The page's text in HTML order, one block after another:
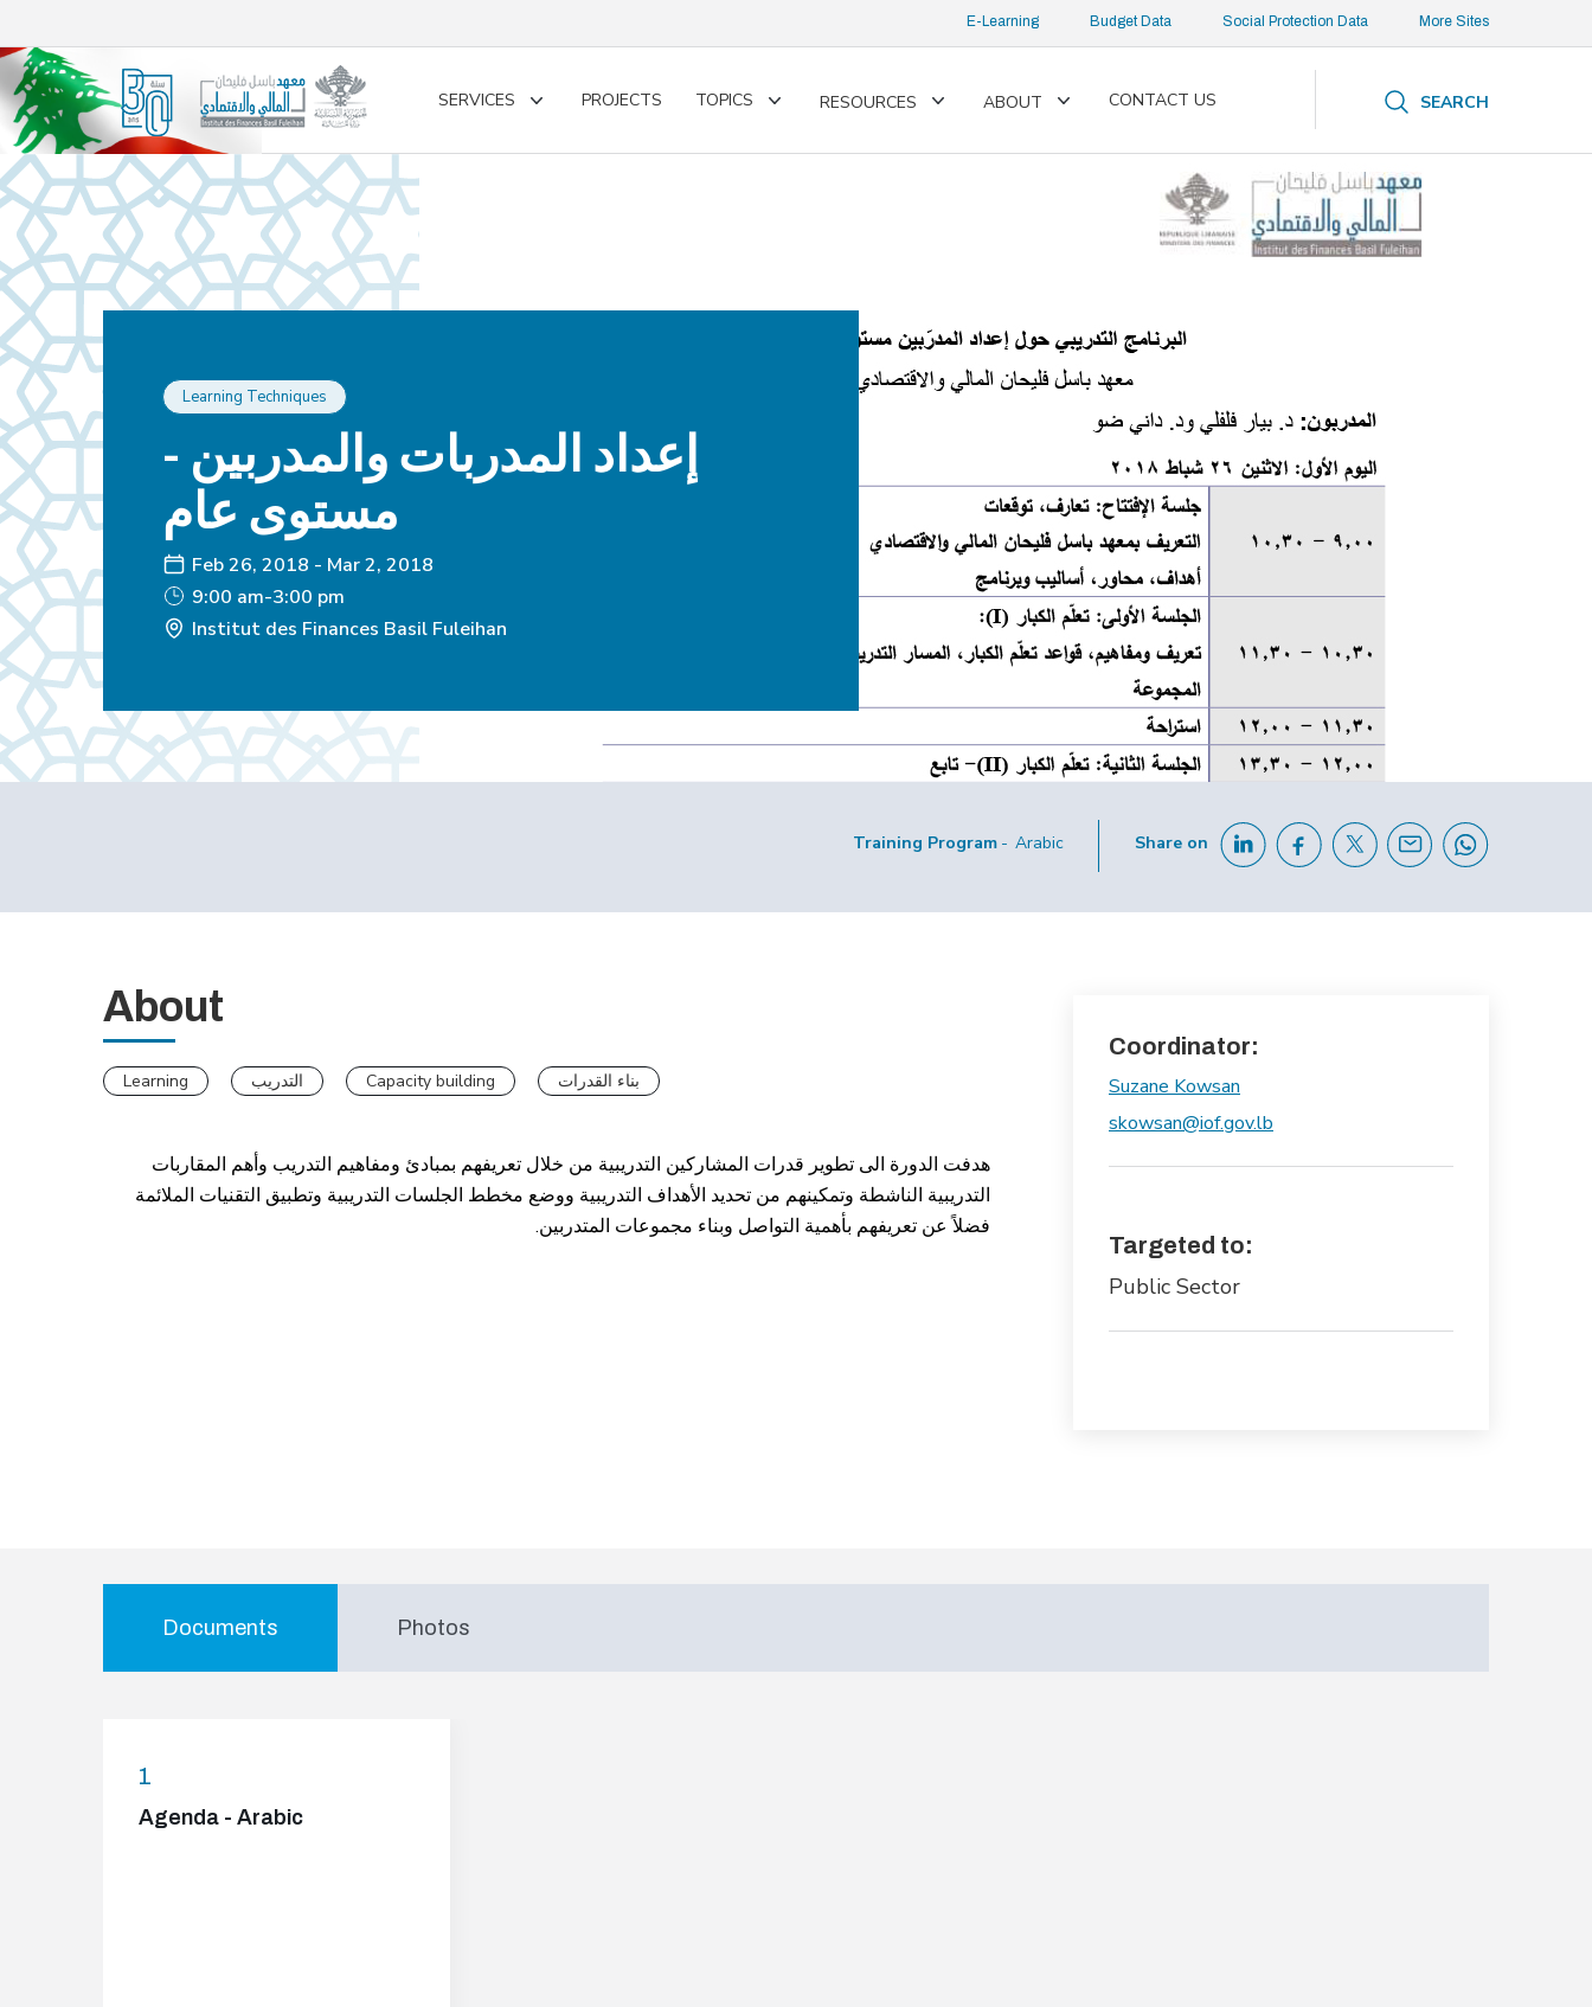
E-Learning Budget Data Social Protection Data More Sites
SERVICES
Toggle
PROJECTS TOPICS
ToggleRESOURCES
ToggleABOUT
Toggle
CONTACT US SEARCH
Learning Techniques
إعداد المدربات والمدربين -
مستوى عام
Feb 26, 2018 - Mar 2, 2018
9:00 am-3:00 pm
Institut des Finances Basil Fuleihan
Training Program Arabic Share on
About
Learning التدريب Capacity building بناء القدرات
هدفت الدورة الى تطوير قدرات المشاركين التدريبية من خلال تعريفهم بمبادئ ومفاهيم التدريب وأهم المقاربات
التدريبية الناشطة وتمكينهم من تحديد الأهداف التدريبية ووضع مخطط الجلسات التدريبية وتطبيق التقنيات الملائمة
فضلاً عن تعريفهم بأهمية التواصل وبناء مجموعات المتدربين.
Coordinator:
Suzane Kowsan
skowsan@iof.gov.lb
Targeted to:
Public Sector
Documents
1
Agenda - Arabic
Photos